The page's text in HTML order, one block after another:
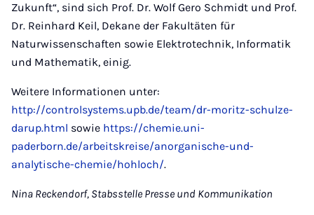
Zukunft“, sind sich Prof. Dr. Wolf Gero Schmidt und Prof.
Dr. Reinhard Keil, Dekane der Fakultäten für
Naturwissenschaften sowie Elektrotechnik, Informatik
und Mathematik, einig.
Weitere Informationen unter:
http://controlsystems.upb.de/team/dr-moritz-schulze-
darup.html sowie https://chemie.uni-
paderborn.de/arbeitskreise/anorganische-und-
analytische-chemie/hohloch/.
Nina Reckendorf, Stabsstelle Presse und Kommunikation